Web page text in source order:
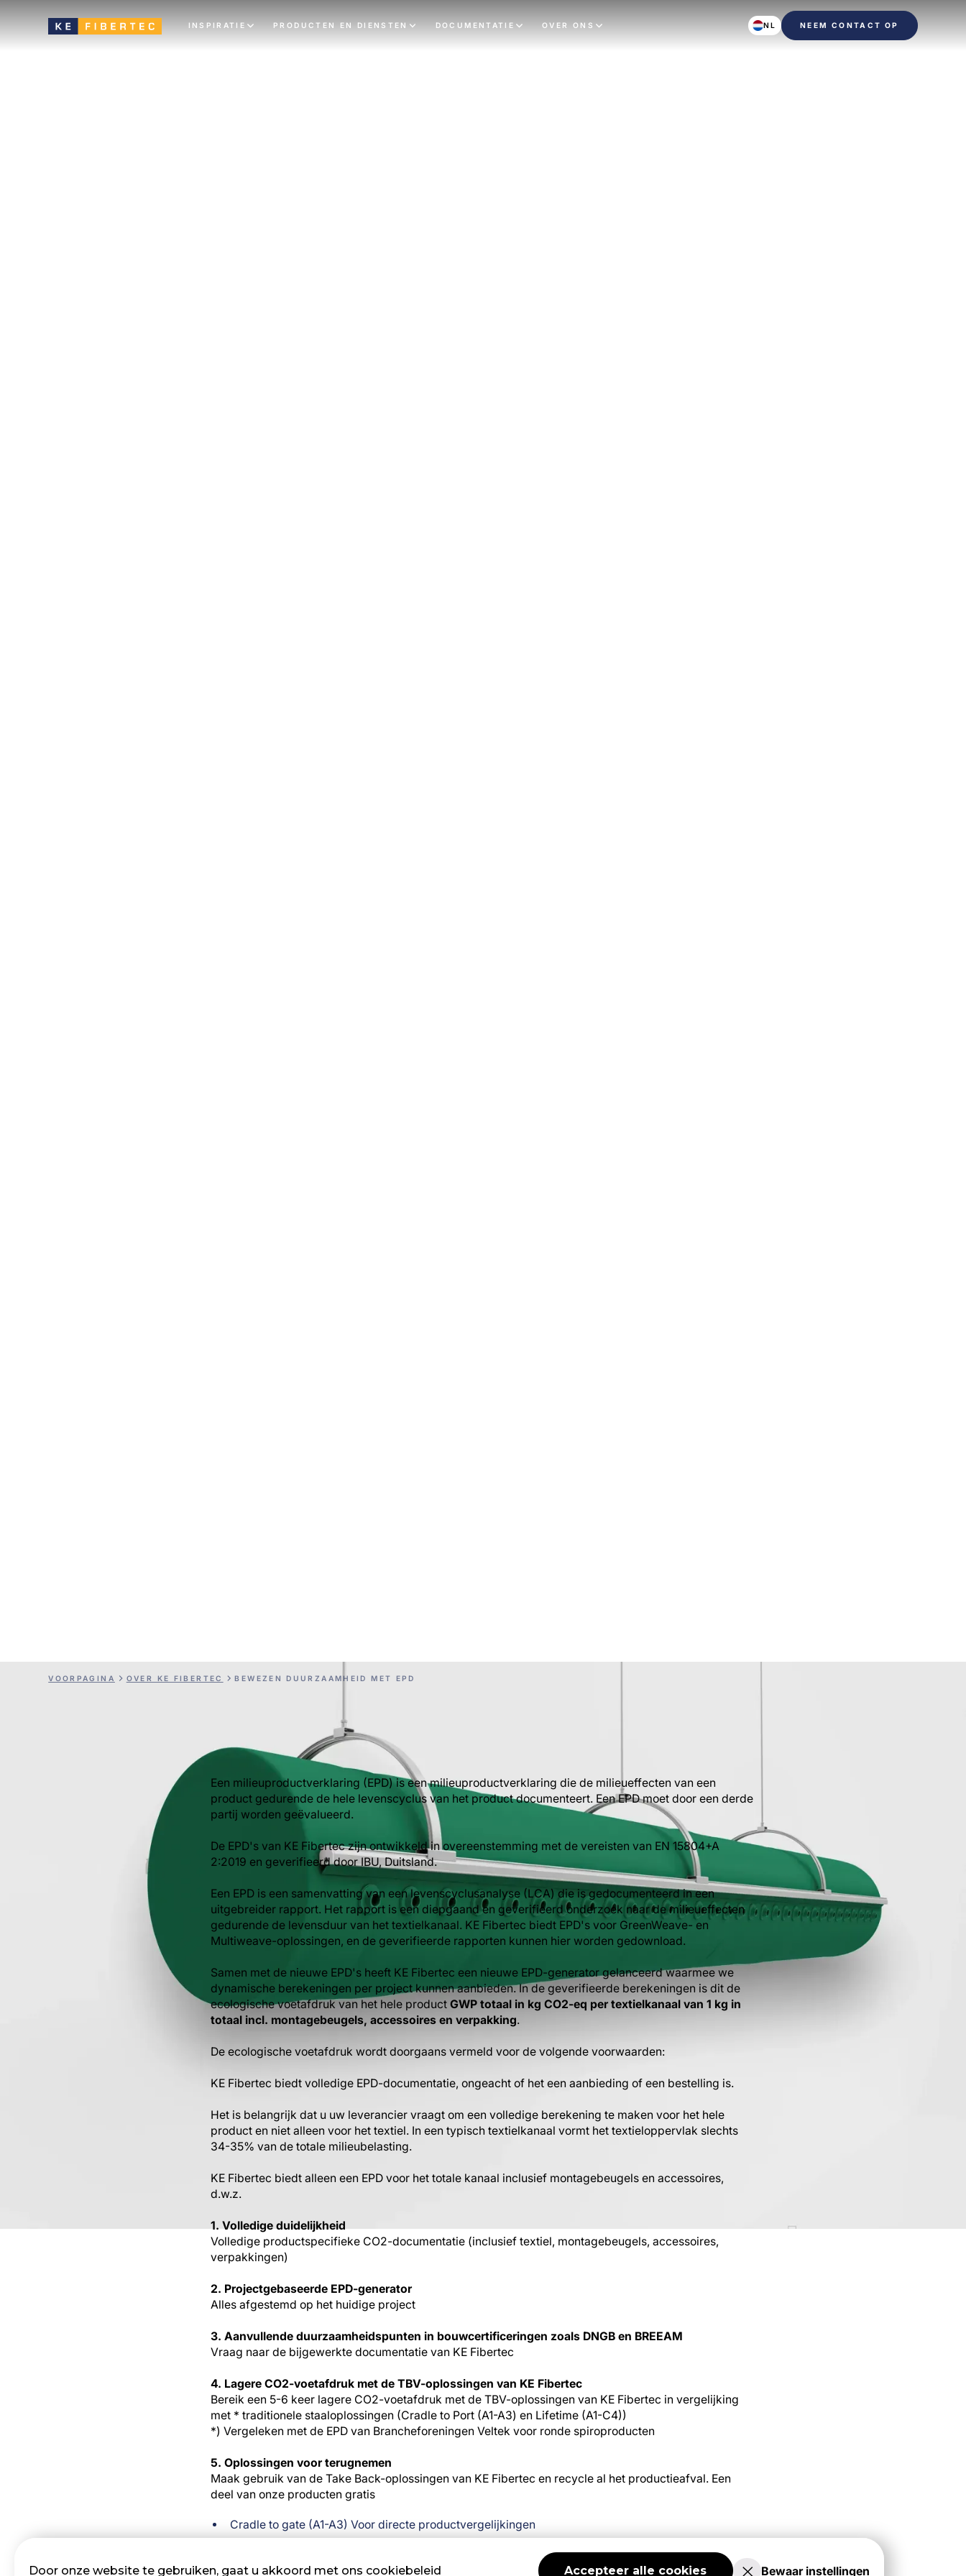
INSPIRATIE PRODUCTEN EN DIENSTEN DOCUMENTATIE OVER ONS NL NEEM CONTACT OP
VOORPAGINA OVER KE FIBERTEC BEWEZEN DUURZAAMHEID MET EPD
Een milieuproductverklaring (EPD) is een milieuproductverklaring die de milieueffecten van een
product gedurende de hele levenscyclus van het product documenteert. Een EPD moet door een derde
partij worden geëvalueerd.
De EPD's van KE Fibertec zijn ontwikkeld in overeenstemming met de vereisten van EN 15804+A
2:2019 en geverifieerd door IBU, Duitsland.
Een EPD is een samenvatting van een levenscyclusanalyse (LCA) die is gedocumenteerd in een
uitgebreider rapport. Het rapport is een diepgaand en geverifieerd onderzoek naar de milieueffecten
gedurende de levensduur van het textielkanaal. KE Fibertec biedt EPD's voor GreenWeave- en
Multiweave-oplossingen, en de geverifieerde rapporten kunnen hier worden gedownload.
Samen met de nieuwe EPD's heeft KE Fibertec een nieuwe EPD-generator gelanceerd waarmee we
dynamische berekeningen per project kunnen aanbieden. In de geverifieerde berekeningen is dit de
ecologische voetafdruk van het hele product GWP totaal in kg CO2-eq per textielkanaal van 1 kg in
totaal incl. montagebeugels, accessoires en verpakking.
De ecologische voetafdruk wordt doorgaans vermeld voor de volgende voorwaarden:
KE Fibertec biedt volledige EPD-documentatie, ongeacht of het een aanbieding of een bestelling is.
Het is belangrijk dat u uw leverancier vraagt om een volledige berekening te maken voor het hele
product en niet alleen voor het textiel. In een typisch textielkanaal vormt het textieloppervlak slechts
34-35% van de totale milieubelasting.
KE Fibertec biedt alleen een EPD voor het totale kanaal inclusief montagebeugels en accessoires,
d.w.z.
1. Volledige duidelijkheid
Volledige productspecifieke CO2-documentatie (inclusief textiel, montagebeugels, accessoires,
verpakkingen)
2. Projectgebaseerde EPD-generator
Alles afgestemd op het huidige project
3. Aanvullende duurzaamheidspunten in bouwcertificeringen zoals DNGB en BREEAM
Vraag naar de bijgewerkte documentatie van KE Fibertec
4. Lagere CO2-voetafdruk met de TBV-oplossingen van KE Fibertec
Bereik een 5-6 keer lagere CO2-voetafdruk met de TBV-oplossingen van KE Fibertec in vergelijking
met * traditionele staaloplossingen (Cradle to Port (A1-A3) en Lifetime (A1-C4))
*) Vergeleken met de EPD van Brancheforeningen Veltek voor ronde spiroproducten
5. Oplossingen voor terugnemen
Maak gebruik van de Take Back-oplossingen van KE Fibertec en recycle al het productieafval. Een
deel van onze producten gratis
Cradle to gate (A1-A3) Voor directe productvergelijkingen
Hergebruik (D1-D3) Circulariteit
Door onze website te gebruiken, gaat u akkoord met ons cookiebeleid Accepteer alle cookies Bewaar instellingen